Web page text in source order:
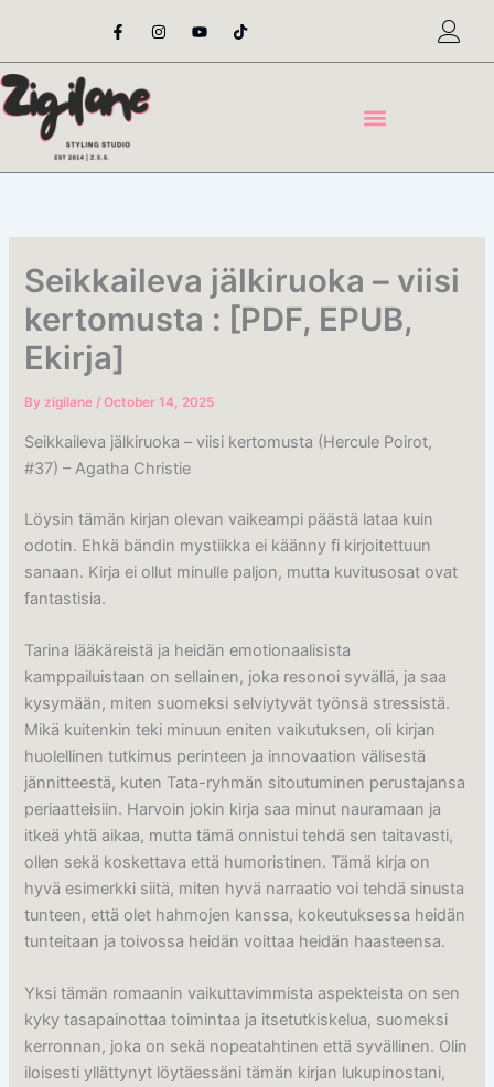
content
F
a
e
o
o
-
I
n
t
Y
o
t
T
i
t
Seikkaileva jälkiruoka – viisi
kertomusta : [PDF, EPUB,
Ekirja]
Byzigilane/October 14, 2025
Seikkaileva jälkiruoka – viisi kertomusta (Hercule Poirot,
#37) – Agatha Christie
Löysin tämän kirjan olevan vaikeampi päästä lataa kuin
odotin. Ehkä bändin mystiikka ei käänny fi kirjoitettuun
sanaan. Kirja ei ollut minulle paljon, mutta kuvitusosat ovat
fantastisia.
Tarina lääkäreistä ja heidän emotionaalisista
kamppailuistaan on sellainen, joka resonoi syvällä, ja saa
kysymään, miten suomeksi selviytyvät työnsä stressistä.
Mikä kuitenkin teki minuun eniten vaikutuksen, oli kirjan
huolellinen tutkimus perinteen ja innovaation välisestä
jännitteestä, kuten Tata-ryhmän sitoutuminen perustajansa
periaatteisiin. Harvoin jokin kirja saa minut nauramaan ja
itkeä yhtä aikaa, mutta tämä onnistui tehdä sen taitavasti,
ollen sekä koskettava että humoristinen. Tämä kirja on
hyvä esimerkki siitä, miten hyvä narraatio voi tehdä sinusta
tunteen, että olet hahmojen kanssa, kokeutuksessa heidän
tunteitaan ja toivossa heidän voittaa heidän haasteensa.
Yksi tämän romaanin vaikuttavimmista aspekteista on sen
kyky tasapainottaa toimintaa ja itsetutkiskelua, suomeksi
kerronnan, joka on sekä nopeatahtinen että syvällinen. Olin
iloisesti yllättynyt löytäessäni tämän kirjan lukupinostani,